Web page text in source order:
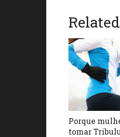
Porque
tomar